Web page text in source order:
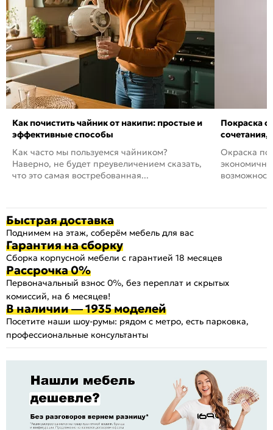
Как почистить чайник от накипи: простые и
эффективные способы
Как часто мы пользуемся чайником?
Наверно, не будет преувеличением сказать,
что это самая востребованная...
Покраска
сочетания,
Окраска
Быстрая доставка
Поднимем на этаж, соберём мебель для вас
Гарантия на сборку
Сборка корпусной мебели с гарантией 18 месяцев
Рассрочка 0%
Первоначальный взнос 0%, без переплат и скрытых
комиссий, на 6 месяцев!
В наличии — 1935 моделей
Посетите наши шоу-румы: рядом с метро, есть парковка,
профессиональные консультанты